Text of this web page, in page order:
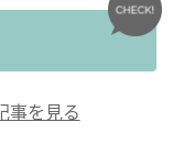
事を見る